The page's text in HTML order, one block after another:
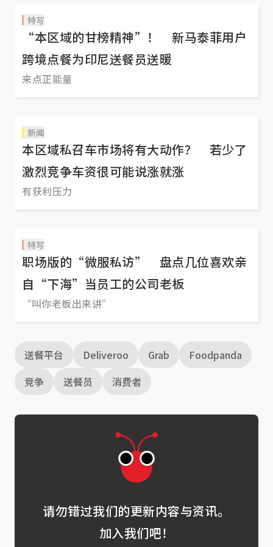
特写
“本区域的甘榜精神”！ 新马泰菲用户
跨境点餐为印尼送餐员送暖
来点正能量
新闻
本区域私召车市场将有大动作？ 若少了
激烈竞争车资很可能说涨就涨
有获利压力
特写
职场版的“微服私访” 盘点几位喜欢亲
自“下海”当员工的公司老板
“叫你老板出来讲”
送餐平台 Deliveroo Grab
Foodpanda
竞争
送餐员 消费者
请勿错过我们的更新内容与资讯。
加入我们吧！